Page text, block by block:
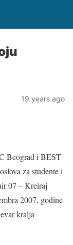
19 years ago
Beograd i BEST
za studente i
07 – Kreiraj
2007. godine
kralja